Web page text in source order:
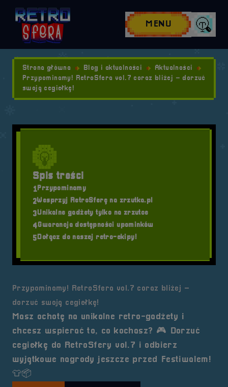
Przejdź do nawigacji
Przejdź do treści
Przejdź do stopki
MENU
Strona główna Blog i aktualności
Aktualności
Przypominamy! RetroSfera vol.7 coraz bliżej – dorzuć
swoją cegiełkę!
Przypominamy! RetroSfera vol.7 coraz bliżej –
dorzuć swoją cegiełkę!
Masz ochotę na unikalne retro-gadżety i
chcesz wspierać to, co kochasz? 🎮 Dorzuć
cegiełkę do RetroSfery vol.7 i odbierz
wyjątkowe nagrody jeszcze przed Festiwalem!
👕📦
Spis treści
1Przypominamy
2Wesprzyj RetroSferę na zrzutka.pl
3Unikalne gadżety tylko na zrzutce
4Gwarancja dostępności upominków
5Dołącz do naszej retro-ekipy!